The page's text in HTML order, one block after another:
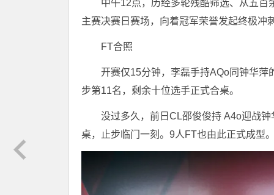
中午12点，历经多轮残酷筛选、从五
主赛决赛日赛场，向着冠军荣誉发起终极冲
FT合照
开赛仅15分钟，李磊手持AQo同钟华
步第11名，剩余十位选手正式合桌。
没过多久，前日CL邵俊俊持 A4o迎战
桌，止步临门一刻。9人FT也由此正式成型